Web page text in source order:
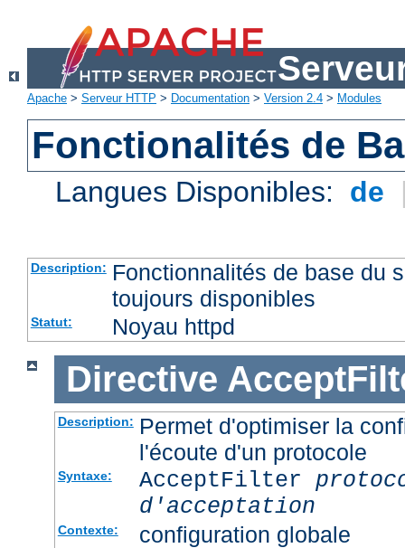
Apache > Serveur HTTP > Documentation > Version 2.4 > Modules
Fonctionalités de
Langues Disponibles: de
Description: Fonctionnalités de base du
toujours disponibles
Statut: Noyau httpd
Directive
Description: Permet d'optimiser la
l'écoute d'un protocole
Syntaxe: AcceptFilter
d'acceptation
Contexte: configuration globale